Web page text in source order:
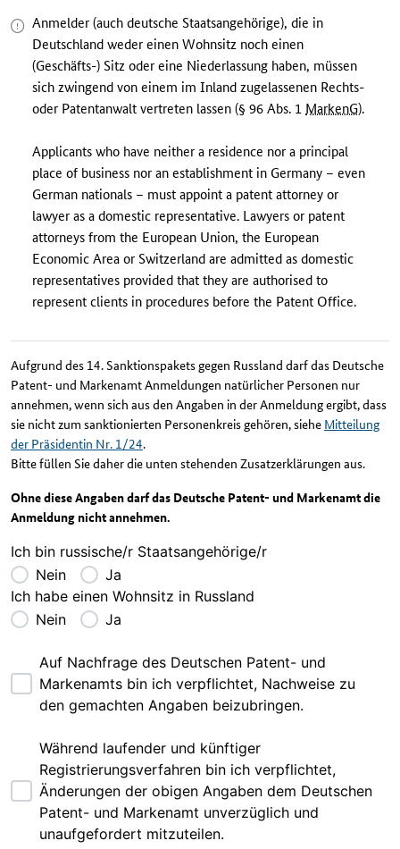
Anmelder (auch deutsche Staatsangehörige), die in
Deutschland weder einen Wohnsitz noch einen
(Geschäfts-) Sitz oder eine Niederlassung haben, müssen
sich zwingend von einem im Inland zugelassenen Rechts-
oder Patentanwalt vertreten lassen (§ 96 Abs. 1 MarkenG).
Applicants who have neither a residence nor a principal
place of business nor an establishment in Germany – even
German nationals – must appoint a patent attorney or
lawyer as a domestic representative. Lawyers or patent
attorneys from the European Union, the European
Economic Area or Switzerland are admitted as domestic
representatives provided that they are authorised to
represent clients in procedures before the Patent Office.
Aufgrund des 14. Sanktionspakets gegen Russland darf das Deutsche
Patent- und Markenamt Anmeldungen natürlicher Personen nur
annehmen, wenn sich aus den Angaben in der Anmeldung ergibt, dass
sie nicht zum sanktionierten Personenkreis gehören, siehe Mitteilung
der Präsidentin Nr. 1/24.
Bitte füllen Sie daher die unten stehenden Zusatzerklärungen aus.
Ohne diese Angaben darf das Deutsche Patent- und Markenamt die
Anmeldung nicht annehmen.
Ich bin russische/r Staatsangehörige/r
Nein
Ja
Ich habe einen Wohnsitz in Russland
Nein
Ja
Auf Nachfrage des Deutschen Patent- und
Markenamts bin ich verpflichtet, Nachweise zu
den gemachten Angaben beizubringen.
Während laufender und künftiger
Registrierungsverfahren bin ich verpflichtet,
Änderungen der obigen Angaben dem Deutschen
Patent- und Markenamt unverzüglich und
unaufgefordert mitzuteilen.